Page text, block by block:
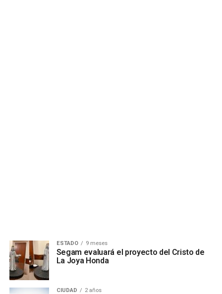
ESTADO 9 meses
Segam evaluará el proyecto del Cristo de
La Joya Honda
CIUDAD 2 años